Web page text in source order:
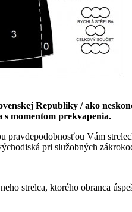
Republiky / ako
momentom prekvapenia.
pravdepodobnosťou Vám
pri služobných
strelca, ktorého obranca